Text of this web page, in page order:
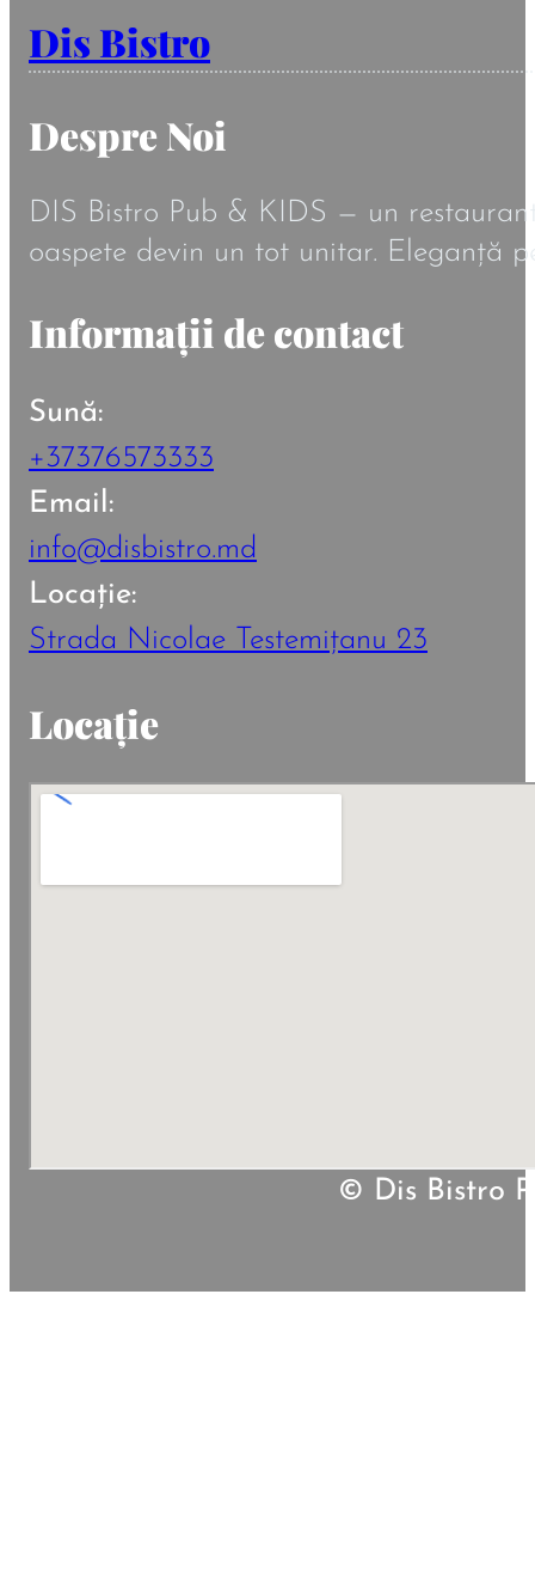
Dis Bistro
Despre Noi
DIS Bistro Pub & KIDS — un
oaspete devin un tot unitar. Eleganță
Informații de contact
Sună:
+37376573333
Email:
info@disbistro.md
Locație:
Strada Nicolae Testemițanu 23
Locație
© Dis Bistro